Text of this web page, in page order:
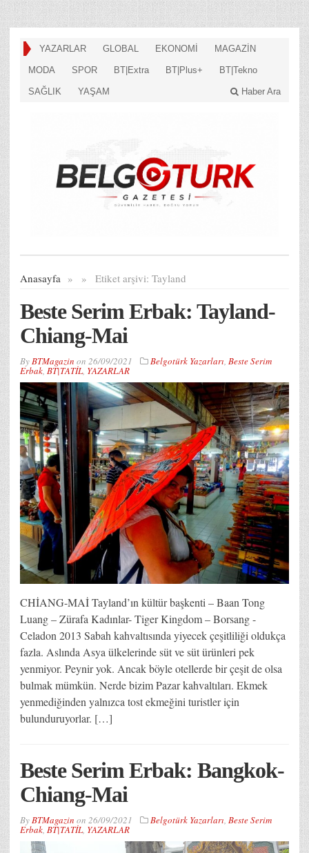
YAZARLAR GLOBAL EKONOMİ MAGAZİN
MODA SPOR BT|Extra BT|Plus+ BT|Tekno
SAĞLIK YAŞAM Haber Ara
Anasayfa » Etiket arşivi:
» Tayland
Beste Serim Erbak: Tayland-
Chiang-Mai
ByBTMagazin on 26/09/2021 Belgotürk Yazarları, Beste Serim
Erbak, BT|TATİL, YAZARLAR
CHİANG-MAİ Tayland’ın kültür başkenti – Baan Tong
Luang – Zürafa Kadınlar- Tiger Kingdom – Borsang -
Celadon 2013 Sabah kahvaltısında yiyecek çeşitliliği oldukça
fazla. Aslında Asya ülkelerinde süt ve süt ürünleri pek
yenmiyor. Peynir yok. Ancak böyle otellerde bir çeşit de olsa
bulmak mümkün. Nerde bizim Pazar kahvaltıları. Ekmek
yenmediğinden yalnızca tost ekmeğini turistler için
bulunduruyorlar. […]
Beste Serim Erbak: Bangkok-
Chiang-Mai
ByBTMagazin on 26/09/2021 Belgotürk Yazarları, Beste Serim
Erbak, BT|TATİL, YAZARLAR